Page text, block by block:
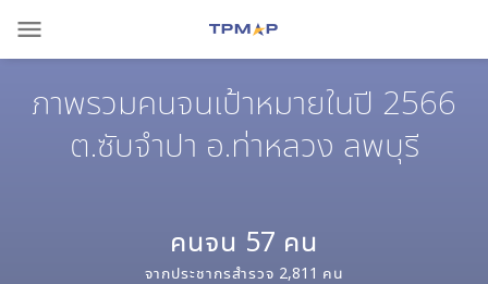
menu
ภาพรวมคนจนเป้าหมายในปี 2566
ต.ซับจำปา อ.ท่าหลวง ลพบุรี
คนจน 57 คน
จากประชากรสำรวจ 2,811 คน